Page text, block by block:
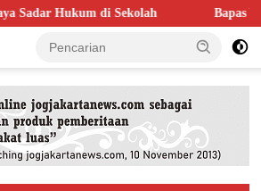
Bapas Yogyakarta Perkuat